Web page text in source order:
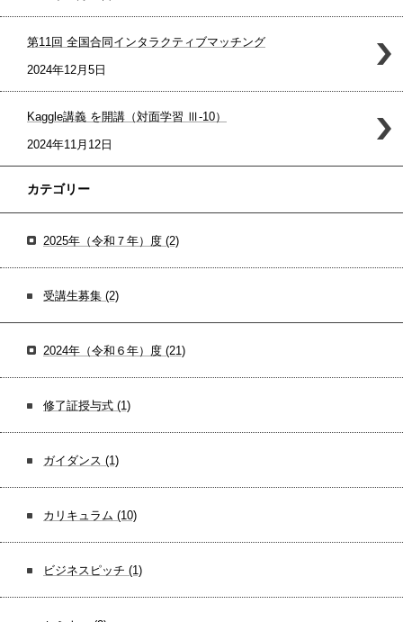
第11回 全国合同インタラクティブマッチング
2024年12月5日
Kaggle講義 を開講（対面学習 Ⅲ-10）
2024年11月12日
カテゴリー
2025年（令和７年）度 (2)
受講生募集 (2)
2024年（令和６年）度 (21)
修了証授与式 (1)
ガイダンス (1)
カリキュラム (10)
ビジネスピッチ (1)